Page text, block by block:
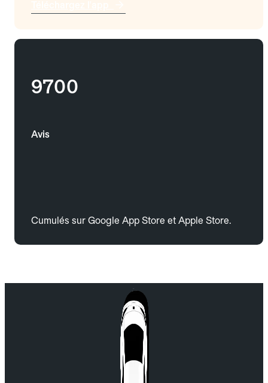
9700
Avis
Cumulés sur Google App Store et Apple Store.